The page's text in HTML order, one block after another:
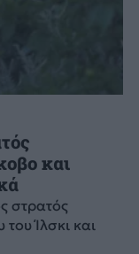
και
στρατός
του Ίλσκι και